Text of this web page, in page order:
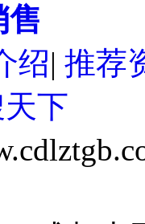
售
绍| 推荐
下